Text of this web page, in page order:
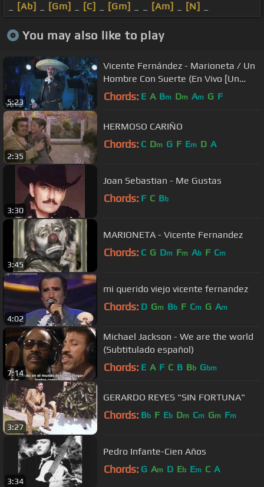
[Ab] [Gm] [C] [Gm] [Am] [N]
You may also like to play
5:23
Vicente Fernández - Marioneta / Un
Hombre Con Suerte (En Vivo [Un
Azteca en el Azteca])
Chords: E A Bm Dm Am G F
2:35
HERMOSO CARIÑO
Chords: C Dm G F Em D A
3:30
Joan Sebastian - Me Gustas
Chords: F C Bb
3:45
MARIONETA - Vicente Fernandez
Chords: C G Dm Fm Ab F Cm
4:02
mi querido viejo vicente fernandez
Chords: D Gm Bb F Cm G Am
7:14
Michael Jackson - We are the world
(Subtitulado español)
Chords: E A F C B Bb Gbm
3:27
GERARDO REYES "SIN FORTUNA"
Chords: Bb F Eb Dm Cm Gm Fm
3:34
Pedro Infante-Cien Años
Chords: G Am D Eb Em C A